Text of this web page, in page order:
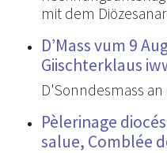
mit dem
D’Mass vum 9
Giischterklaus
D'Sonndesmass
Pèlerinage
salue, Comblée